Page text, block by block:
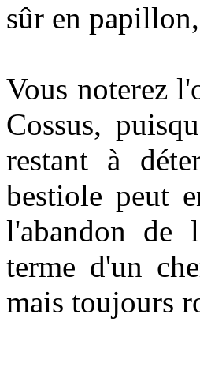
sûr en
Vous noterez
Cossus,
restant à
bestiole peut
l'abandon de
terme d'un
mais toujours